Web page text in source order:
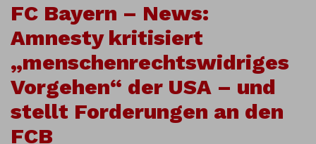
FC Bayern – News:
Amnesty kritisiert
„menschenrechtswidriges
Vorgehen“ der USA – und
stellt Forderungen an den
FCB